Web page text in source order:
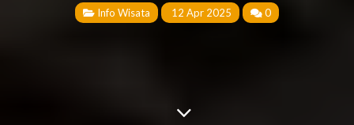
Info Wisata 12 Apr 2025 0